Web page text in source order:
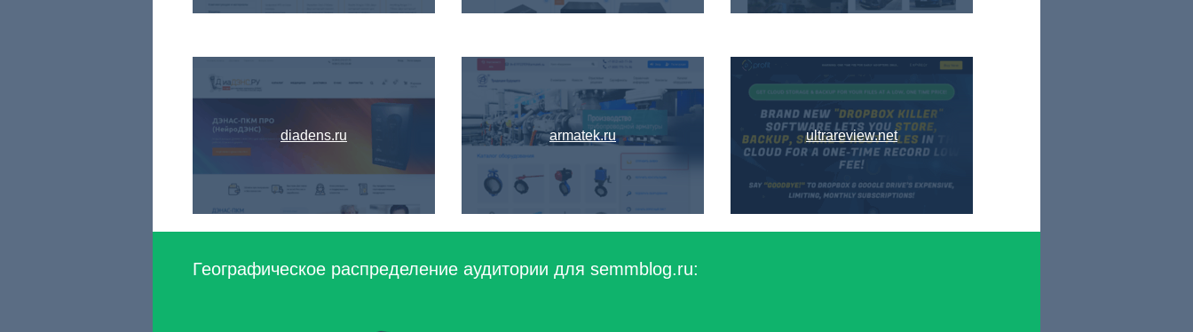
diadens.ru armatek.ru ultrareview.net
Географическое распределение аудитории для semmblog.ru: